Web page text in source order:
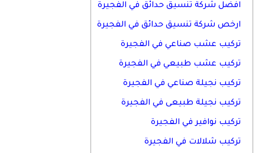
افضل شركة تنسيق حدائق في الفجيرة
ارخص شركة تنسيق حدائق في الفجيرة
تركيب عشب صناعي في الفجيرة
تركيب عشب طبيعي في الفجيرة
تركيب نجيلة صناعي في الفجيرة
تركيب نجيلة طبيعى في الفجيرة
تركيب نوافير في الفجيرة
تركيب شلالات في الفجيرة